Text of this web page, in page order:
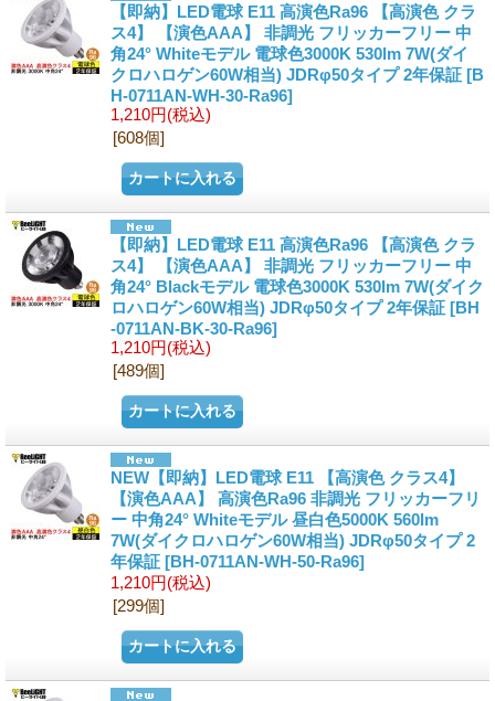
【即納】LED電球 E11 高演色Ra96 【高演色 クラ
ス4】 【演色AAA】 非調光 フリッカーフリー 中
角24° Whiteモデル 電球色3000K 530lm 7W(ダイ
クロハロゲン60W相当) JDRφ50タイプ 2年保証 [B
H-0711AN-WH-30-Ra96]
1,210円(税込)
[608個]
【即納】LED電球 E11 高演色Ra96 【高演色 クラ
ス4】 【演色AAA】 非調光 フリッカーフリー 中
角24° Blackモデル 電球色3000K 530lm 7W(ダイク
ロハロゲン60W相当) JDRφ50タイプ 2年保証 [BH
-0711AN-BK-30-Ra96]
1,210円(税込)
[489個]
NEW【即納】LED電球 E11 【高演色 クラス4】
【演色AAA】 高演色Ra96 非調光 フリッカーフリ
ー 中角24° Whiteモデル 昼白色5000K 560lm
7W(ダイクロハロゲン60W相当) JDRφ50タイプ 2
年保証 [BH-0711AN-WH-50-Ra96]
1,210円(税込)
[299個]